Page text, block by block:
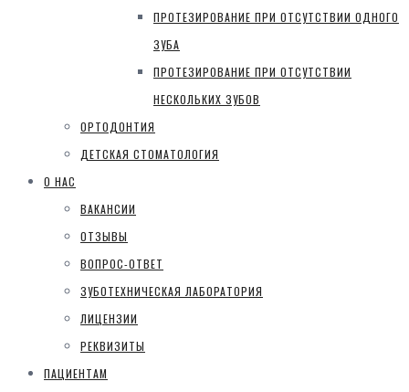
ПРОТЕЗИРОВАНИЕ ПРИ ОТСУТСТВИИ ОДНОГО
ЗУБА
ПРОТЕЗИРОВАНИЕ ПРИ ОТСУТСТВИИ
НЕСКОЛЬКИХ ЗУБОВ
ОРТОДОНТИЯ
ДЕТСКАЯ СТОМАТОЛОГИЯ
О НАС
ВАКАНСИИ
ОТЗЫВЫ
ВОПРОС-ОТВЕТ
ЗУБОТЕХНИЧЕСКАЯ ЛАБОРАТОРИЯ
ЛИЦЕНЗИИ
РЕКВИЗИТЫ
ПАЦИЕНТАМ